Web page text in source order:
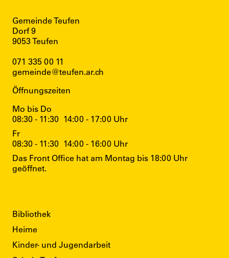
Gemeinde Teufen
Dorf 9
9053 Teufen
071 335 00 11
gemeinde@teufen.ar.ch
Öffnungszeiten
Mo bis Do
08:30 - 11:30 14:00 - 17:00 Uhr
Fr
08:30 - 11:30 14:00 - 16:00 Uhr
Das Front Office hat am Montag bis 18:00 Uhr
geöffnet.
Direktzugriffe
Bibliothek
Heime
Kinder- und Jugendarbeit